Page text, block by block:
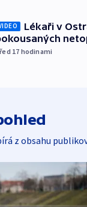
Lékaři v
17 hodinami
z obsahu